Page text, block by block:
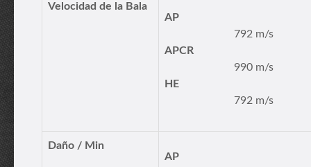
Velocidad de la Bala
AP
792 m/s
APCR
990 m/s
HE
792 m/s
Daño / Min
AP